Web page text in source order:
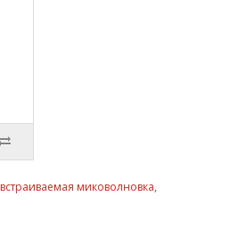
встраиваемая миковолновка,